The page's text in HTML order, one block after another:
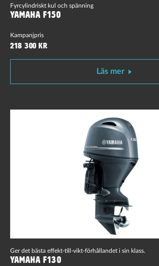
Fyrcylindriskt kul och spänning
Yamaha F150
Kampanjpris
218 300 kr
Läs mer
Ger det bästa effekt-till-vikt-förhållandet i sin klass.
Yamaha F130